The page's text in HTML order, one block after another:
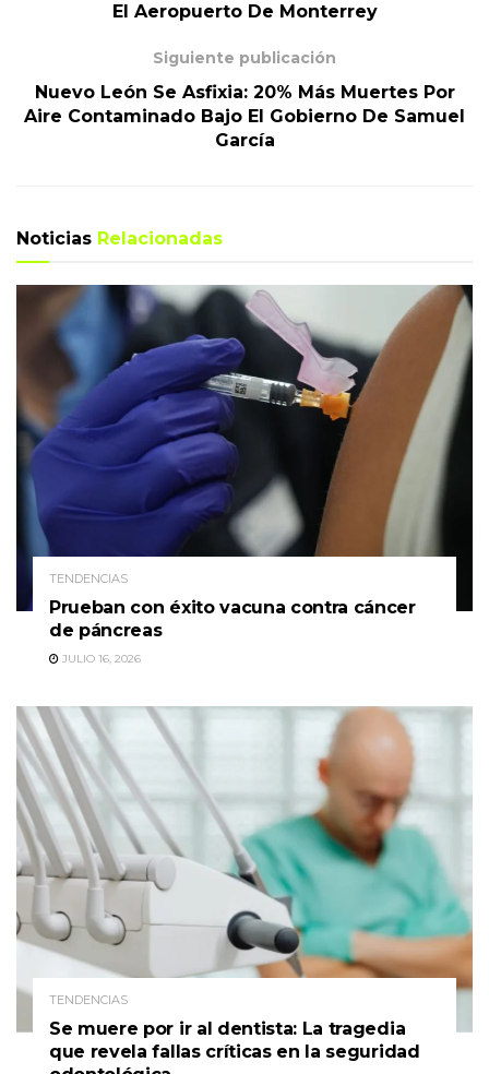
El Aeropuerto De Monterrey
Siguiente publicación
Nuevo León Se Asfixia: 20% Más Muertes Por
Aire Contaminado Bajo El Gobierno De Samuel
García
Noticias Relacionadas
TENDENCIAS
Prueban con éxito vacuna contra cáncer
de páncreas
JULIO 16, 2026
TENDENCIAS
Se muere por ir al dentista: La tragedia
que revela fallas críticas en la seguridad